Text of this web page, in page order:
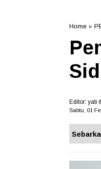
Home »
Editor: yati
Sabtu, 01